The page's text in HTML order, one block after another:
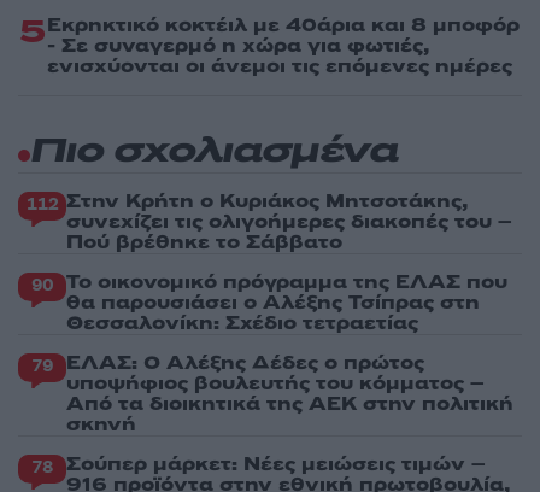
5Εκρηκτικό κοκτέιλ με 40άρια και 8 μποφόρ
- Σε συναγερμό η χώρα για φωτιές,
ενισχύονται οι άνεμοι τις επόμενες ημέρες
Πιο σχολιασμένα
112 Στην Κρήτη ο Κυριάκος Μητσοτάκης,
συνεχίζει τις ολιγοήμερες διακοπές του –
Πού βρέθηκε το Σάββατο
90 Το οικονομικό πρόγραμμα της ΕΛΑΣ που
θα παρουσιάσει ο Αλέξης Τσίπρας στη
Θεσσαλονίκη: Σχέδιο τετραετίας
79 ΕΛΑΣ: Ο Αλέξης Δέδες ο πρώτος
υποψήφιος βουλευτής του κόμματος –
Από τα διοικητικά της ΑΕΚ στην πολιτική
σκηνή
78 Σούπερ μάρκετ: Νέες μειώσεις τιμών –
916 προϊόντα στην εθνική πρωτοβουλία,